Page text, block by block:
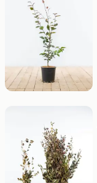
Bodenart
Filter toepassen